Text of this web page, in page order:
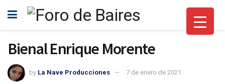
Bienal Enrique Morente
by La Nave Producciones 7 de enero de 2021